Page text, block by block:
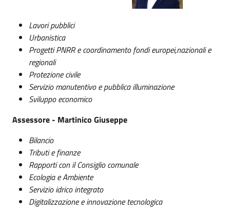
Lavori pubblici
Urbanistica
Progetti PNRR e coordinamento fondi europei,nazionali e
regionali
Protezione civile
Servizio manutentivo e pubblica illuminazione
Sviluppo economico
Assessore - Martinico Giuseppe
Bilancio
Tributi e finanze
Rapporti con il Consiglio comunale
Ecologia e Ambiente
Servizio idrico integrato
Digitalizzazione e innovazione tecnologica